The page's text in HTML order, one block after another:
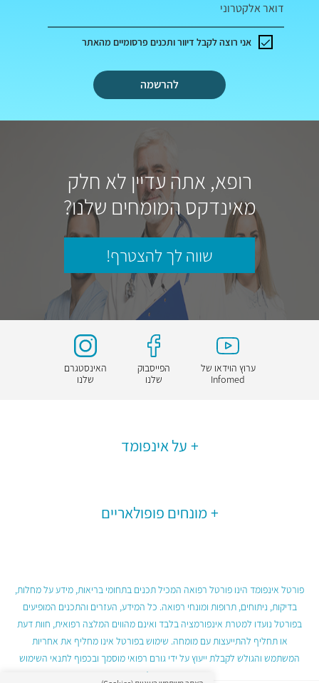
דואר אלקטרוני
להרשמה
אני רוצה לקבל דיוור ותכנים פרסומיים מהאתר
רופא, אתה עדיין לא חלק
מאינדקס המומחים שלנו?
שווה לך להצטרף!
ערוץ הוידאו של
Infomed
הפייסבוק
שלנו
האינסטגרם
שלנו
על אינפומד
מונחים פופולאריים
פורטל אינפומד הינו פורטל רפואה המכיל תכנים בתחומי בריאות, מידע על מחלות,
בדיקות, ניתוחים, תרופות ומונחי רפואה. כל המידע, העזרים והתכנים המופיעים
בפורטל נועדו למטרת אינפורמציה בלבד ואינם מהווים המלצה רפואית, חוות דעת
או תחליף להתייעצות עם מומחה. שימוש בפורטל אינו מחליף את אחריות
המשתמש והגולש לקבלת ייעוץ על ידי גורם רפואי מוסמך ובכפוף לתנאי השימוש
בפורטל.